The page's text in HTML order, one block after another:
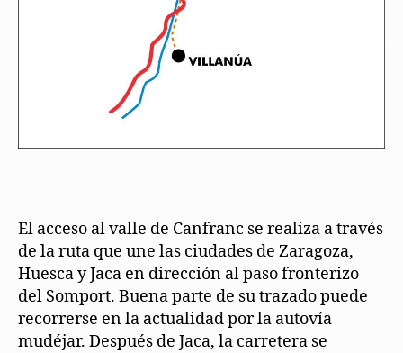
El acceso al valle de Canfranc se realiza a través
de la ruta que une las ciudades de Zaragoza,
Huesca y Jaca en dirección al paso fronterizo
del Somport. Buena parte de su trazado puede
recorrerse en la actualidad por la autovía
mudéjar. Después de Jaca, la carretera se